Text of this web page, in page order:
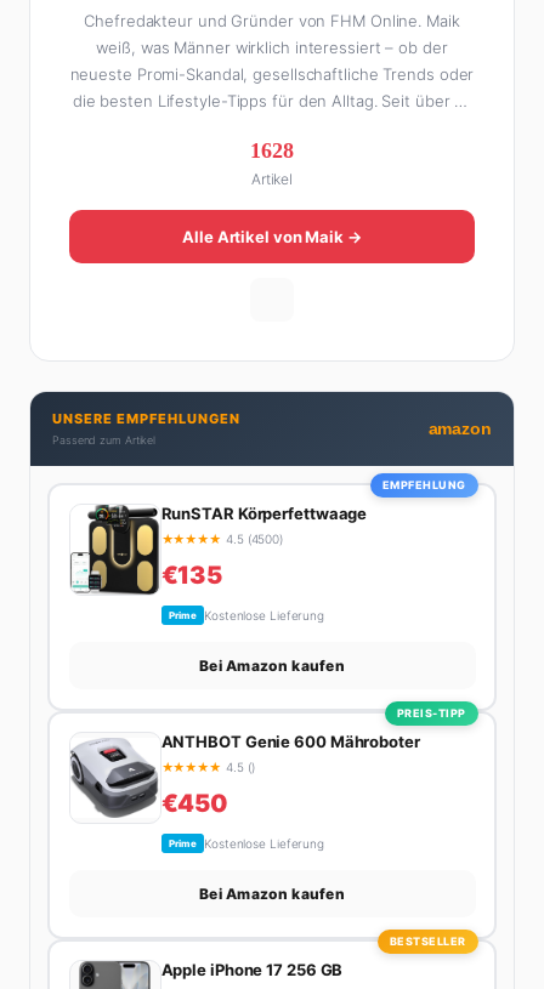
Chefredakteur und Gründer von FHM Online. Maik
weiß, was Männer wirklich interessiert – ob der
neueste Promi-Skandal, gesellschaftliche Trends oder
die besten Lifestyle-Tipps für den Alltag. Seit über 10
Online zu einer der führenden Männer-Lifestyle-
Plattformen im deutschsprachigen Raum aufgebaut.
Sein Weg dahin war alles andere als geradlinig: Die
eine Hälfte seines Lebens stand er in der
Gastronomie – mit allem, was dazugehört. Die andere
dran. Wenn Maik nicht gerade den heißesten Tratsch
aus der Promi-Welt aufspürt oder die besten
Lifestyle-Empfehlungen zusammenstellt, findet man
ihn beim Wandern in den Schweizer Alpen, am Grill
mit Freunden oder auf der Suche nach dem
perfekten Espresso. Sein Motto: Lieber einmal richtig
1628
Artikel
Alle Artikel von Maik →
UNSERE EMPFEHLUNGEN
Passend zum Artikel
amazon
EMPFEHLUNG
RunSTAR Körperfettwaage
★★★★★ 4.5 (4500)
€135
Prime Kostenlose Lieferung
Bei Amazon kaufen
PREIS-TIPP
ANTHBOT Genie 600 Mähroboter
★★★★★ 4.5 ()
€450
Prime Kostenlose Lieferung
Bei Amazon kaufen
BESTSELLER
Apple iPhone 17 256 GB